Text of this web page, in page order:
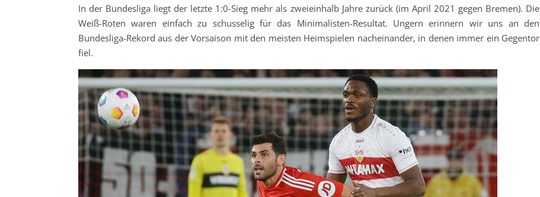
In der Bundesliga liegt der letzte 1:0-Sieg mehr als zweieinhalb Jahre zurück (im April 2021 gegen Bremen). Die
Weiß-Roten waren einfach zu schusselig für das Minimalisten-Resultat. Ungern erinnern wir uns an den
Bundesliga-Rekord aus der Vorsaison mit den meisten Heimspielen nacheinander, in denen immer ein Gegentor
fiel.